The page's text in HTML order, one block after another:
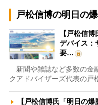
戸松信博の明日の
【戸松信
デバイス：
要…
新聞や雑誌など多数の金
クアドバイザーズ代表の
【戸松信博氏「明日の